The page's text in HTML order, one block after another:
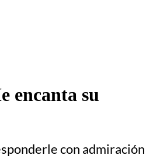
encanta su
con admiración